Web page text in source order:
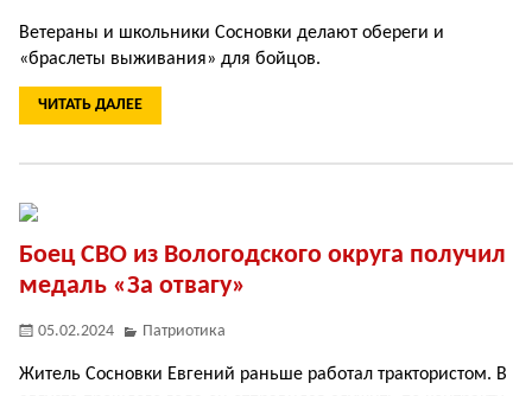
Ветераны и школьники Сосновки делают обереги и
«браслеты выживания» для бойцов.
ЧИТАТЬ ДАЛЕЕ
Боец СВО из Вологодского округа получил
медаль «За отвагу»
05.02.2024 Патриотика
Житель Сосновки Евгений раньше работал трактористом. В